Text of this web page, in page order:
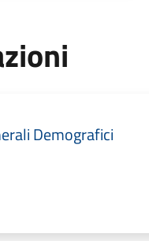
Demografici